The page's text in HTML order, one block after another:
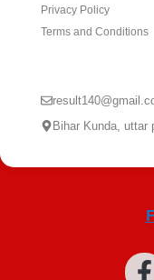
Privacy Policy
Terms and Conditions
Bihar Kunda, uttar